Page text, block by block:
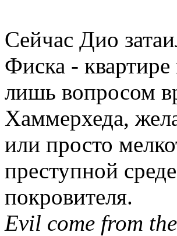
Сейчас Дио
Фиска -
лишь вопросом
Хаммерхеда,
или просто
преступной
покровителя.
Evil come from